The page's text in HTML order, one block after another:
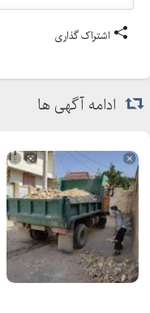
اشتراک گذاری
ادامه آگهی ها